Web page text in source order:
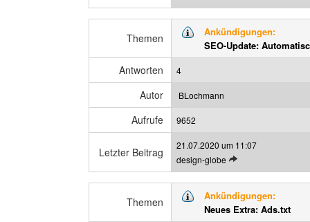
a
n
z
e
e
t
z
t
r
g
n
z
Themen
Ankündigungen:
SEO-Update:
Antworten 4
Autor BLochmann
Aufrufe 9652
Letzter Beitrag
21.07.2020 um 11:07
design-globe L
e
t
z
t
Themen
Ankündigungen:
Neues Extra: Ads.txt